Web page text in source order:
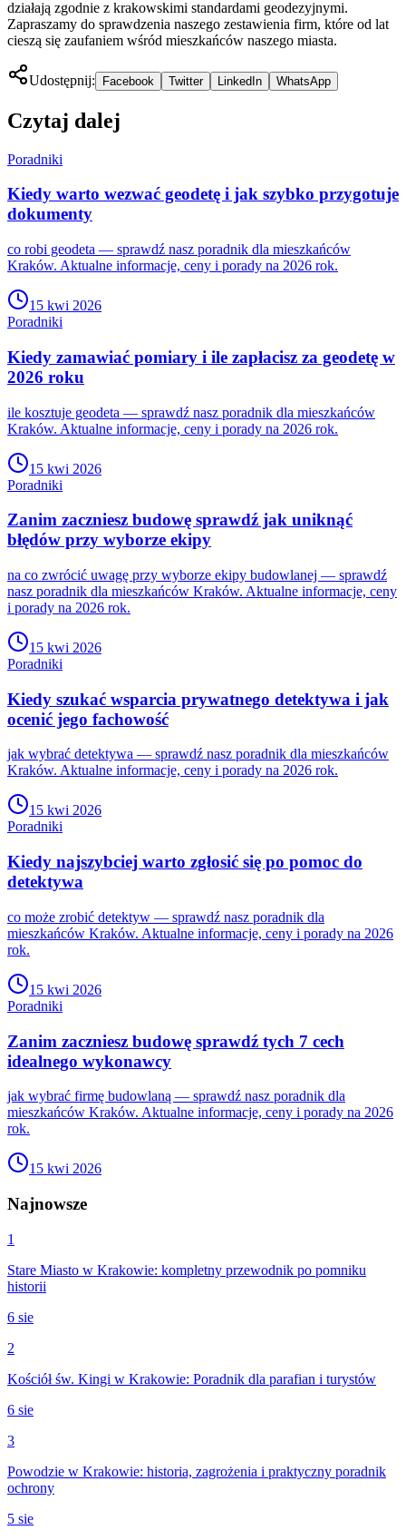
działają zgodnie z krakowskimi standardami geodezyjnymi.
Zapraszamy do sprawdzenia naszego zestawienia firm, które od lat
cieszą się zaufaniem wśród mieszkańców naszego miasta.
Udostępnij: Facebook Twitter LinkedIn WhatsApp
Czytaj dalej
Poradniki
Kiedy warto wezwać geodetę i jak szybko przygotuje
dokumenty
co robi geodeta — sprawdź nasz poradnik dla mieszkańców
Kraków. Aktualne informacje, ceny i porady na 2026 rok.
15 kwi 2026
Poradniki
Kiedy zamawiać pomiary i ile zapłacisz za geodetę w
2026 roku
ile kosztuje geodeta — sprawdź nasz poradnik dla mieszkańców
Kraków. Aktualne informacje, ceny i porady na 2026 rok.
15 kwi 2026
Poradniki
Zanim zaczniesz budowę sprawdź jak uniknąć
błędów przy wyborze ekipy
na co zwrócić uwagę przy wyborze ekipy budowlanej — sprawdź
nasz poradnik dla mieszkańców Kraków. Aktualne informacje, ceny
i porady na 2026 rok.
15 kwi 2026
Poradniki
Kiedy szukać wsparcia prywatnego detektywa i jak
ocenić jego fachowość
jak wybrać detektywa — sprawdź nasz poradnik dla mieszkańców
Kraków. Aktualne informacje, ceny i porady na 2026 rok.
15 kwi 2026
Poradniki
Kiedy najszybciej warto zgłosić się po pomoc do
detektywa
co może zrobić detektyw — sprawdź nasz poradnik dla
mieszkańców Kraków. Aktualne informacje, ceny i porady na 2026
rok.
15 kwi 2026
Poradniki
Zanim zaczniesz budowę sprawdź tych 7 cech
idealnego wykonawcy
jak wybrać firmę budowlaną — sprawdź nasz poradnik dla
mieszkańców Kraków. Aktualne informacje, ceny i porady na 2026
rok.
15 kwi 2026
Najnowsze
1
Stare Miasto w Krakowie: kompletny przewodnik po pomniku
historii
6 sie
2
Kościół św. Kingi w Krakowie: Poradnik dla parafian i turystów
6 sie
3
Powodzie w Krakowie: historia, zagrożenia i praktyczny poradnik
ochrony
5 sie